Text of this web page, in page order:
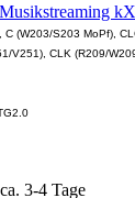
(W203/S203 MoPf),
V251), CLK (R209/
ca. 3-4 Tage